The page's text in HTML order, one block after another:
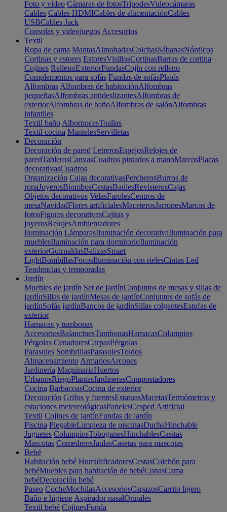
Foto y vídeo Cámaras de fotosTrípodesVideocámaras
Cables Cables HDMICables de alimentaciónCables
USBCables Jack
Consolas y videojuegos Accesorios
Textil
Ropa de cama MantasAlmohadasColchasSábanasNórdicos
Cortinas y estores EstoresVisillosCortinasBarras de cortina
Cojines RellenoExteriorFundasCojín con relleno
Complementos para sofás Fundas de sofásPlaids
Alfombras Alfombras de habitaciónAlfombras
pequeñasAlfombras antideslizantesAlfombras de
exteriorAlfombras de bañoAlfombras de salónAlfombras
infantiles
Textil baño AlbornocesToallas
Textil cocina MantelesServilletas
Decoración
Decoración de pared LetrerosEspejosRelojes de
paredTablerosCanvasCuadros pintados a manoMarcosPlacas
decorativasCuadros
Organización Cajas decorativasPercherosBurros de
ropaJoyerosBiombosCestasBaúlesRevisterosCajas
Objetos decorativos VelasFarolesCentros de
mesaNavidadFlores artificialesMaceterosJarronesMarcos de
fotosFiguras decorativasCajitas y
joyerosRelojesAmbientadores
Iluminación LámparasIluminación decorativaIluminación para
mueblesIluminación para dormitorioIluminación
exteriorGuirnaldasBalizasSmart
LightBombillasFocosIluminación con rielesCintas Led
Tendencias y temporadas
Jardín
Muebles de jardín Set de jardínConjuntos de mesas y sillas de
jardínSillas de jardínMesas de jardínConjuntos de sofás de
jardínSofás jardínBancos de jardínSillas colgantesEstufas de
exterior
Hamacas y tumbonas
AccesoriosBalancinesTumbonasHamacasColumpios
Pérgolas CenadoresCarpasPérgolas
Parasoles SombrillasParasolesToldos
Almacenamiento ArmariosArcones
Jardinería MaquinariaHuertos
UrbanosRiegoPlantasJardinerasCompostadores
Cocina BarbacoasCocina de exterior
Decoración Grifos y fuentesEstatuasMacetasTermómetros y
estaciones metereológicasPanelesCesped Artificial
Textil Cojines de jardínFundas de jardín
Piscina PlegableLimpieza de piscinasDuchaHinchable
Juguetes ColumpiosToboganesHinchablesCasitas
Mascotas ComederosJaulasCasetas para mascotas
Bebé
Habitación bebé HumidificadoresCestasColchón para
bebéMuebles para habitación de bebéCunasCama
bebéDecoración bebé
Paseo CocheMochilasAccesoriosCapazosCarrito ligero
Baño e higiene Aspirador nasalOrinales
Textil bebé CojinesFunda